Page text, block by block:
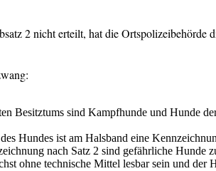
2 nicht erteilt, hat die
Besitztums sind Kampfhunde und Hunde
Hundes ist am Halsband eine
nach Satz 2 sind gefährliche
ohne technische Mittel lesbar sein und